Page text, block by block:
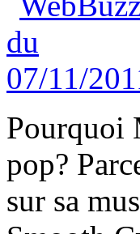
Pourquoi
pop?
sur sa